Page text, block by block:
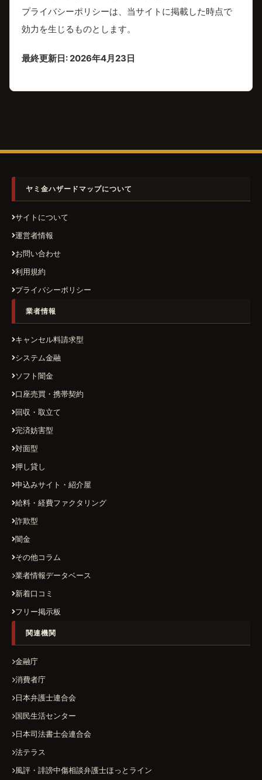
プライバシーポリシーは、当サイトに掲載した時点で
効力を生じるものとします。
最終更新日: 2026年4月23日
ヤミ金ハザードマップについて
サイトについて
運営者情報
お問い合わせ
利用規約
プライバシーポリシー
業者情報
キャンセル料請求型
システム金融
ソフト闇金
口座売買・携帯契約
回収・取立て
完済妨害型
対面型
押し貸し
申込みサイト・紹介屋
給料・経費ファクタリング
詐欺型
闇金
その他コラム
業者情報データベース
新着口コミ
フリー掲示板
関連機関
金融庁
消費者庁
日本弁護士連合会
国民生活センター
日本司法書士会連合会
法テラス
風評・誹謗中傷相談弁護士ほっとライン